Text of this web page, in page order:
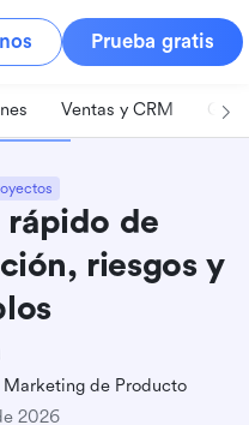
Prueba gratis
Ventas y CRM
rápido de
riesgos y
de Producto
2026